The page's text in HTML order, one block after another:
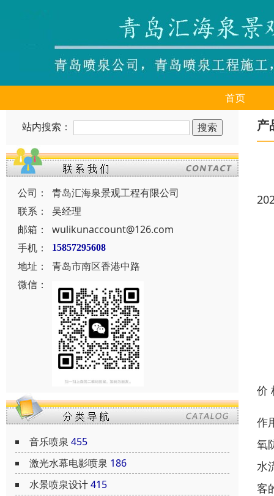
首页
站内搜索：
公司：
青岛汇海泉景观工程有限公司
联系：
吴经理
邮箱：
wulikunaccount@126.com
手机：
15857295608
地址：
青岛市南区香港中路
微信：
音乐喷泉 455
激光水幕电影喷泉 186
水景喷泉设计415
产
价
作
氧
水
客